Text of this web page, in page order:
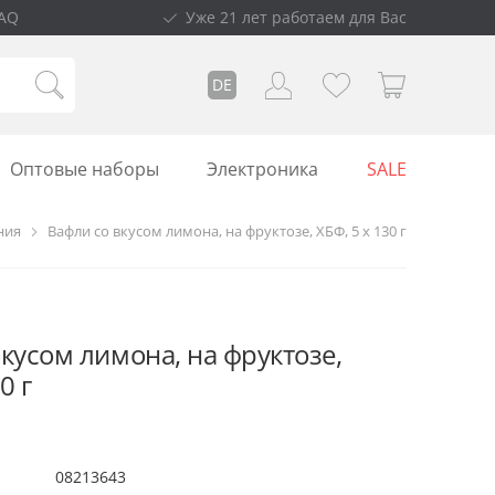
Уже 21 лет работаем для Вас
DE
Оптовые наборы Электроника SALE
Вафли со вкусом лимона, на фруктозе, ХБФ, 5 х 130 г
лимона, на фруктозе,
г
08213643